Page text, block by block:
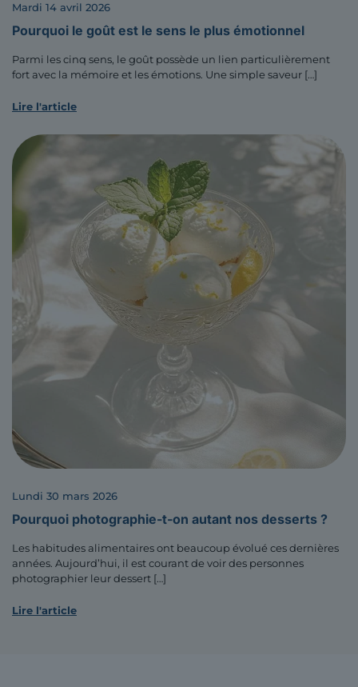
mardi 14 avril 2026
Pourquoi le goût est le sens le plus émotionnel
Parmi les cinq sens, le goût possède un lien particulièrement
fort avec la mémoire et les émotions. Une simple saveur […]
Lire l'article
lundi 30 mars 2026
Pourquoi photographie-t-on autant nos desserts ?
Les habitudes alimentaires ont beaucoup évolué ces dernières
années. Aujourd’hui, il est courant de voir des personnes
photographier leur dessert […]
Lire l'article